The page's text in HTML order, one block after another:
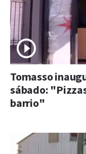
Tomasso
sábado:
barrio"